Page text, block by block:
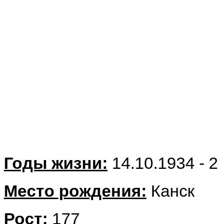
Годы жизни: 14.10.1934 -
Место рождения: Канск
Рост: 177